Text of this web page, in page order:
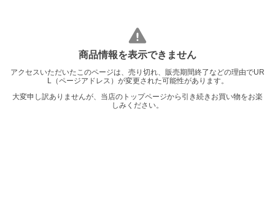
商品情報を表示できません
アクセスいただいたこのページは、売り切れ、販売期間終了などの理由でUR
L（ページアドレス）が変更された可能性があります。
大変申し訳ありませんが、当店のトップページから引き続きお買い物をお楽
しみください。